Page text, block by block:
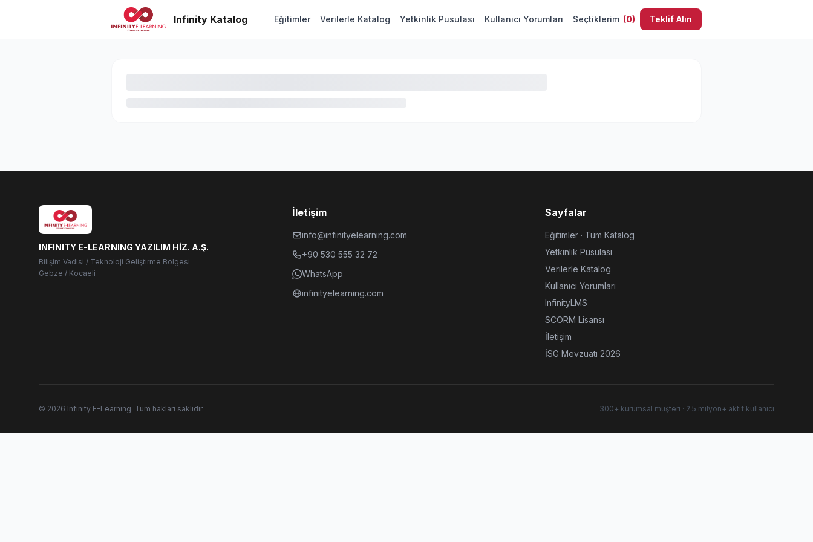
Infinity Katalog Eğitimler Verilerle Katalog Yetkinlik Pusulası Kullanıcı Yorumları Seçtiklerim (0) Teklif Alın
INFINITY E-LEARNING YAZILIM HİZ. A.Ş.
Bilişim Vadisi / Teknoloji Geliştirme Bölgesi
Gebze / Kocaeli
İletişim
info@infinityelearning.com
+90 530 555 32 72
WhatsApp
infinityelearning.com
Sayfalar
Eğitimler · Tüm Katalog
Yetkinlik Pusulası
Verilerle Katalog
Kullanıcı Yorumları
InfinityLMS
SCORM Lisansı
İletişim
İSG Mevzuatı 2026
© 2026 Infinity E-Learning. Tüm hakları saklıdır. 300+ kurumsal müşteri · 2.5 milyon+ aktif kullanıcı